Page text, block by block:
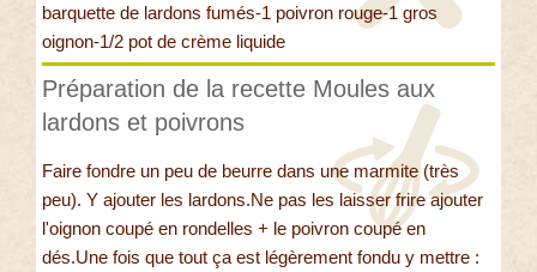
barquette de lardons fumés-1 poivron rouge-1 gros
oignon-1/2 pot de crème liquide
Préparation de la recette Moules aux
lardons et poivrons
Faire fondre un peu de beurre dans une marmite (très
peu). Y ajouter les lardons.Ne pas les laisser frire ajouter
l'oignon coupé en rondelles + le poivron coupé en
dés.Une fois que tout ça est légèrement fondu y mettre :